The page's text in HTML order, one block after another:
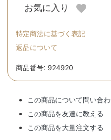
お気に入り
特定商法に基づく表記
返品について
商品番号: 924920
この商品について問い合
この商品を友達に教える
この商品を大量注文する